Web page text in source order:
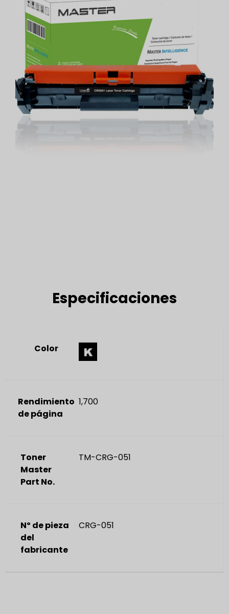
Especificaciones
Color
Rendimiento
de página
1,700
Toner
Master
Part No.
TM-CRG-051
Nº de pieza
del
fabricante
CRG-051